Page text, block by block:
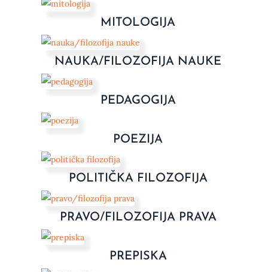
MITOLOGIJA
NAUKA/FILOZOFIJA NAUKE
PEDAGOGIJA
POEZIJA
POLITIČKA FILOZOFIJA
PRAVO/FILOZOFIJA PRAVA
PREPISKA